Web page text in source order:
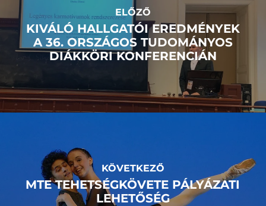
ELŐZŐ
KIVÁLÓ HALLGATÓI EREDMÉNYEK
A 36. ORSZÁGOS TUDOMÁNYOS
DIÁKKÖRI KONFERENCIÁN
KÖVETKEZŐ
MTE TEHETSÉGKÖVETE PÁLYÁZATI
LEHETŐSÉG